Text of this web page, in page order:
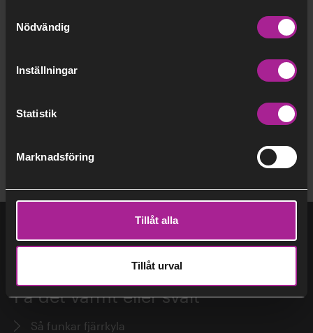
Nödvändig
Inställningar
Statistik
Marknadsföring
Tillåt alla
Tillåt urval
Strategi
Få det varmt eller svalt
Så funkar fjärrkyla